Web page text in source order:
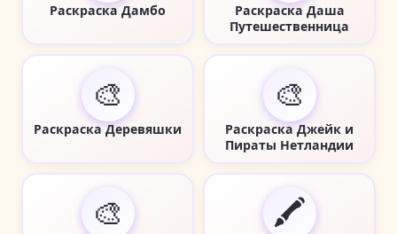
Раскраска Дамбо
Раскраска Даша
Путешественница
🎨
Раскраска Деревяшки
🎨
Раскраска Джейк и
Пираты Нетландии
🎨 🖍️